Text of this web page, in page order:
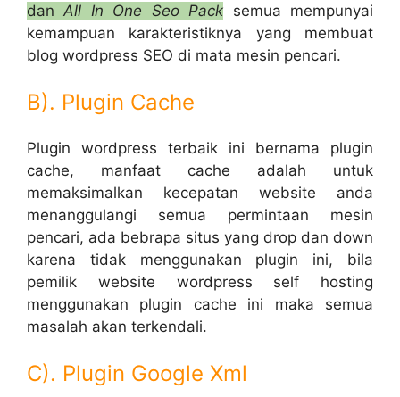
danAll In One Seo Pack semua mempunyai
kemampuan karakteristiknya yang membuat
blog wordpress SEO di mata mesin pencari.
B). Plugin Cache
Plugin wordpress terbaik ini bernama plugin
cache, manfaat cache adalah untuk
memaksimalkan kecepatan website anda
menanggulangi semua permintaan mesin
pencari, ada bebrapa situs yang drop dan down
karena tidak menggunakan plugin ini, bila
pemilik website wordpress self hosting
menggunakan plugin cache ini maka semua
masalah akan terkendali.
C). Plugin Google Xml